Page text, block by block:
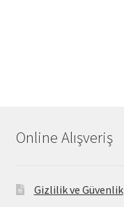
Online Alışveriş
Gizlilik ve Güvenlik